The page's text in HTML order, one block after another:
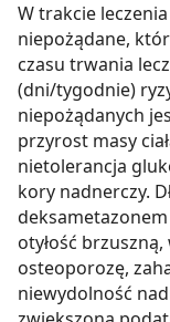
W trakcie
niepożądane,
czasu trwania
(dni/tygodnie)
niepożądanych
przyrost masy
nietolerancja
kory nadnerczy.
otyłość
osteoporozę,
niewydolność